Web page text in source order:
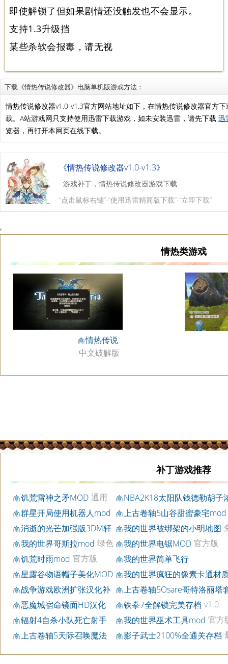
即使解锁了但如果剧情还没触发也不会显示。
支持1.3升级挡
某些杀软会报毒，请无视
下载《情热传说修改器》电脑单机版游戏方法：
情热传说修改器v1.0-v1.3官方网站地址如下，在情热传说修改器官方
载。A站游戏网只支持使用迅雷下载游戏，如未安装迅雷，请先下载 迅
览器，再打开本网页在线下载。
《情热传说修改器v1.0-v1.3》
游戏补丁，情热传说修改器游戏下载
“点击鼠标右键”-“使用迅雷精简版下载”-“立即下载”
情热类游戏
情热传说
中文破解版
补丁游戏推荐
饥荒雷神之矛MOD 通用
版
NBA2K18太阳队钱德勒胡子
密版身形MOD v2.0
群星开局使用机器人mod
免费版
上古卷轴5山谷甜蜜豪宅mod
免费版
消逝的光芒加强版3DM轩
辕汉化补丁 v9.0
我的世界被绑架的小明地图
费版
我的世界哥斯拉mod 绿色
版v1.7.10
我的世界电锯MOD 官方版
v1.10.2
饥荒时雨mod 官方版
我的世界简单飞行
mod 1.7.10/1.7.2
星露谷物语帽子美化MOD
免费版
我的世界疯狂的像素卡通材
包 官方版
战争游戏欧洲扩张汉化补
丁 1.0
上古卷轴5Osare哥特洛丽塔
MOD 最新版
恶魔城宿命镜面HD汉化
补丁 v2.0
铁拳7全解锁完美存档 v1.0
辐射4自杀小队死亡射手
套装mod 免费版
我的世界巫术工具mod 官方
v1.7.10
上古卷轴5天际召唤魔法
影子武士2100%全通关存档